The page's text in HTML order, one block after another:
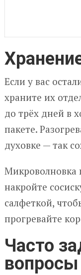
Если у вас
храните их
до трёх дней в
пакете.
духовке — так
Микроволновка
накройте
салфеткой,
прогревайте
Часто
вопросы